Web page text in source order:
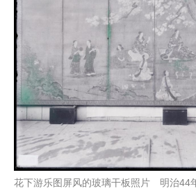
花下游乐图屏风的玻璃干板照片 明治44